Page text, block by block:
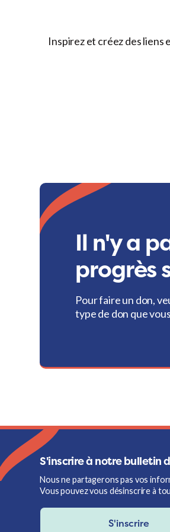
Inspirez et créez des liens
Il n'y a
progrès
Pour faire un don,
type de don que
S'inscrire à notre bulletin
Nous ne partagerons pas vos
Vous pouvez vous désinscrire à
S'inscrire